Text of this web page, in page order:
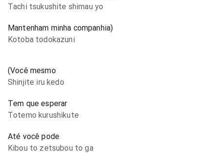
Tachi tsukushite shimau yo
Mantenham minha companhia)
Kotoba todokazuni
(Você mesmo
Shinjite iru kedo
Tem que esperar
Totemo kurushikute
Até você pode
Kibou to zetsubou to ga